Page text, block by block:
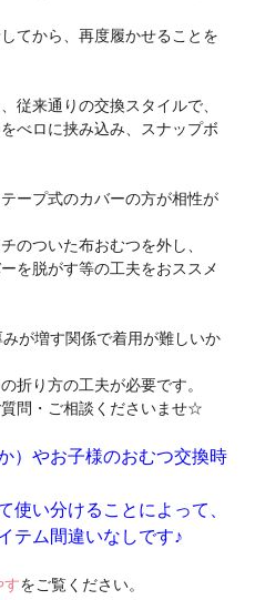
てから、再度履かせることを
従来通りの交換スタイルで、
べロに挟み込み、スナップボ
ープ式のカバーの方が相性が
のついた布おむつを外し、
を脱がす等の工夫をおススメ
が増す関係で着用が難しいか
折り方の工夫が必要です。
問・ご相談くださいませ☆
）やお子様のおむつ交換時
使い分けることによって、
テム間違いなしです♪
すをご覧ください。